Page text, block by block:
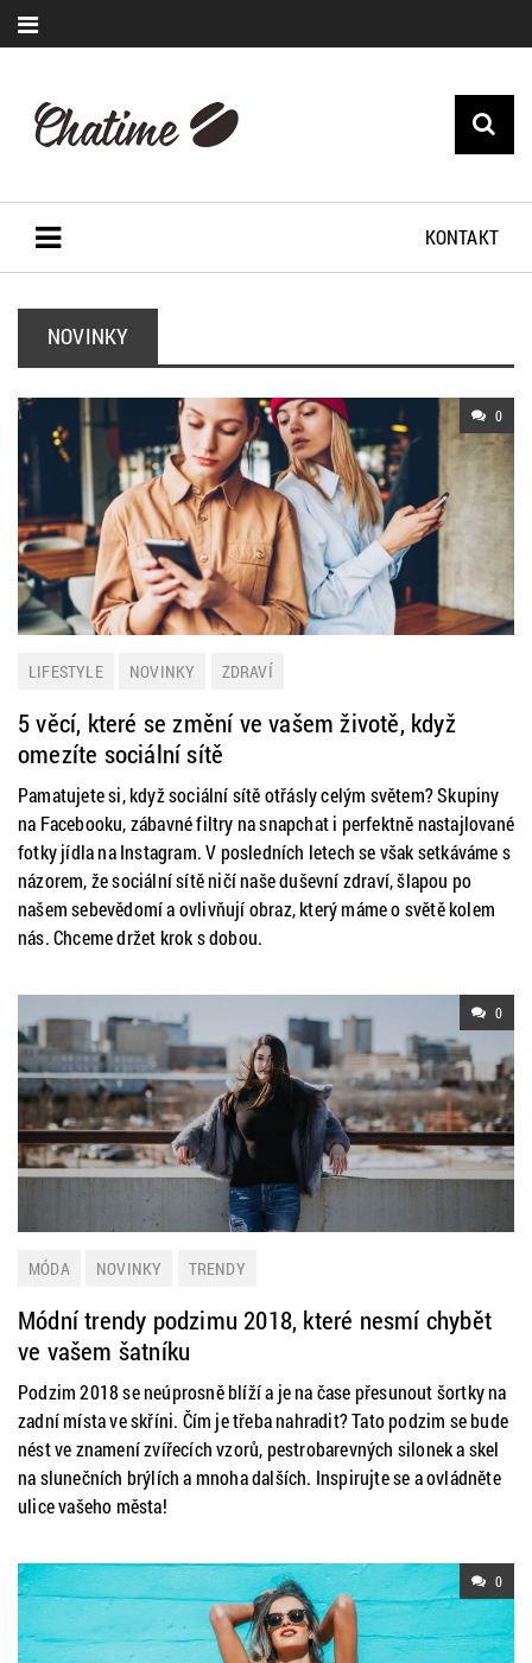
KONTAKT
NOVINKY
0
LIFESTYLE NOVINKY ZDRAVÍ
5 věcí, které se změní ve vašem životě, když
omezíte sociální sítě
Pamatujete si, když sociální sítě otřásly celým světem? Skupiny
na Facebooku, zábavné filtry na snapchat i perfektně nastajlované
fotky jídla na Instagram. V posledních letech se však setkáváme s
názorem, že sociální sítě ničí naše duševní zdraví, šlapou po
našem sebevědomí a ovlivňují obraz, který máme o světě kolem
nás. Chceme držet krok s dobou.
0
MÓDA NOVINKY TRENDY
Módní trendy podzimu 2018, které nesmí chybět
ve vašem šatníku
Podzim 2018 se neúprosně blíží a je na čase přesunout šortky na
zadní místa ve skříni. Čím je třeba nahradit? Tato podzim se bude
nést ve znamení zvířecích vzorů, pestrobarevných silonek a skel
na slunečních brýlích a mnoha dalších. Inspirujte se a ovládněte
ulice vašeho města!
0